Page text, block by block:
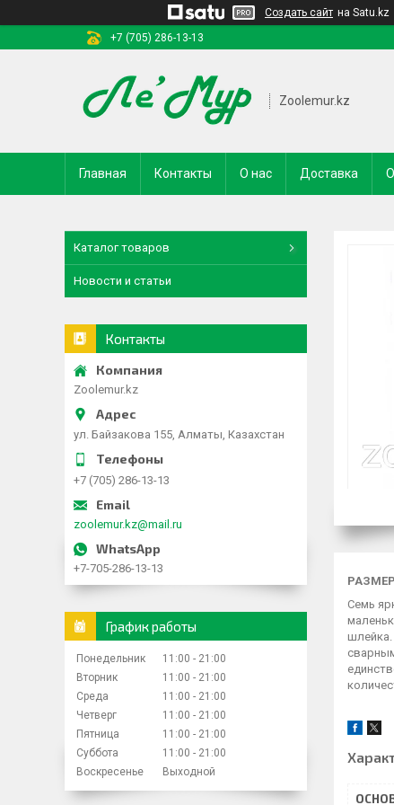
Создать сайт на Satu.kz
+7 (705) 286-13-13
Zoolemur.kz
Главная Контакты О нас Доставка
Семь
шлейка.
Каталог товаров
Новости и статьи
Контакты
Zoolemur.kz
ул. Байзакова 155, Алматы, Казахстан
+7 (705) 286-13-13
zoolemur.kz@mail.ru
+7-705-286-13-13
График работы
Понедельник 11:00
21:00
Вторник
11:00
21:00
Среда
11:00
21:00
Четверг
11:00
21:00
Пятница
11:00
21:00
Суббота
11:00
21:00
Воскресенье
Выходной